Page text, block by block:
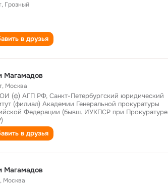
, Грозный
в друзья
Магамадов
, Москва
(ф) АГП РФ, Санкт-Петербургский юридический
(филиал) Академии Генеральной прокуратуры
Федерации (бывш. ИУКПСР при Прокуратуре
в друзья
Магамадов
, Москва